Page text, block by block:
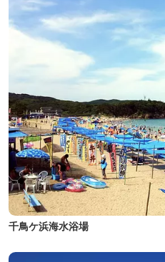
千鳥ケ浜海水浴場